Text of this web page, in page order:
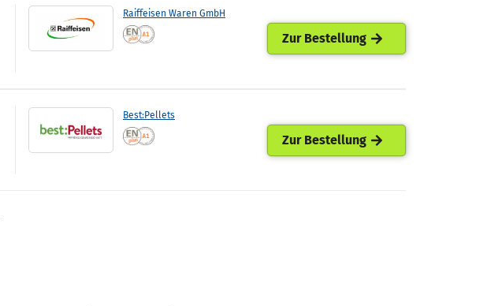
Raiffeisen Waren GmbH
Zur Bestellung
Best:Pellets
Zur Bestellung